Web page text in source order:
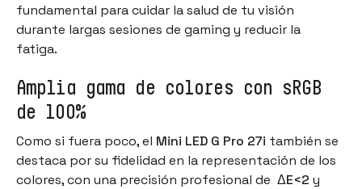
fundamental para cuidar la salud de tu visión
durante largas sesiones de gaming y reducir la
fatiga.
Amplia gama de colores con sRGB
de 100%
Como si fuera poco, el Mini LED G Pro 27i también se
destaca por su fidelidad en la representación de los
colores, con una precisión profesional de ΔE<2 y